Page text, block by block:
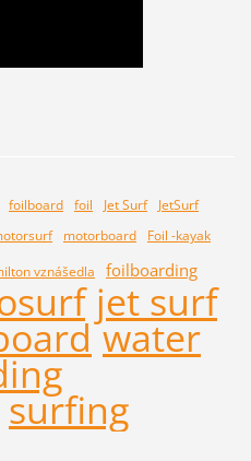
foilboard foil Jet Surf
JetSurf
motorboard Foil -kayak
vznášedla foilboarding
jet surf
water
surfing